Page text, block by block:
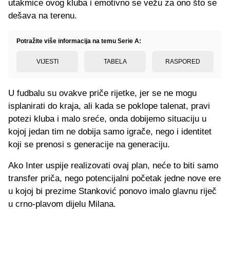
utakmice ovog kluba i emotivno se vežu za ono što se
dešava na terenu.
Potražite više informacija na temu Serie A:
VIJESTI TABELA RASPORED
U fudbalu su ovakve priče rijetke, jer se ne mogu
isplanirati do kraja, ali kada se poklope talenat, pravi
potezi kluba i malo sreće, onda dobijemo situaciju u
kojoj jedan tim ne dobija samo igrače, nego i identitet
koji se prenosi s generacije na generaciju.
Ako Inter uspije realizovati ovaj plan, neće to biti samo
transfer priča, nego potencijalni početak jedne nove ere
u kojoj bi prezime Stanković ponovo imalo glavnu riječ
u crno-plavom dijelu Milana.